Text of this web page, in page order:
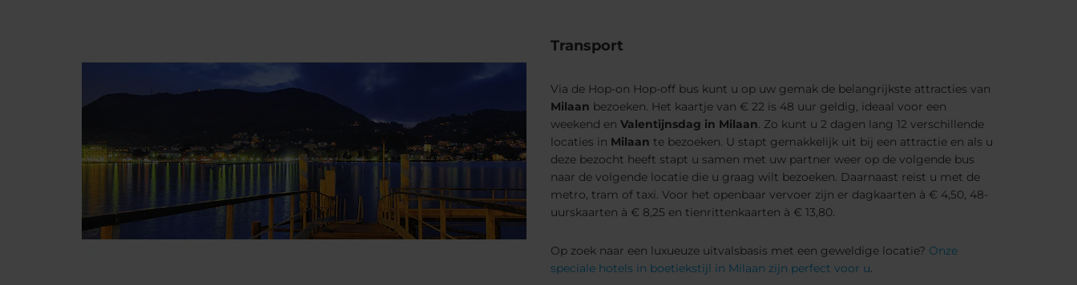
Transport
Via de Hop-on Hop-off bus kunt u op uw gemak de belangrijkste attracties van
Milaan bezoeken. Het kaartje van € 22 is 48 uur geldig, ideaal voor een
weekend en Valentijnsdag in Milaan. Zo kunt u 2 dagen lang 12 verschillende
locaties in Milaan te bezoeken. U stapt gemakkelijk uit bij een attractie en als u
deze bezocht heeft stapt u samen met uw partner weer op de volgende bus
naar de volgende locatie die u graag wilt bezoeken. Daarnaast reist u met de
metro, tram of taxi. Voor het openbaar vervoer zijn er dagkaarten à € 4,50, 48-
uurskaarten à € 8,25 en tienrittenkaarten à € 13,80.
Op zoek naar een luxueuze uitvalsbasis met een geweldige locatie? Onze
speciale hotels in boetiekstijl in Milaan zijn perfect voor u.